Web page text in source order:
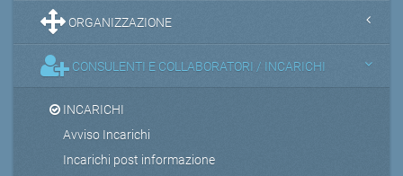
ORGANIZZAZIONE
CONSULENTI E COLLABORATORI / INCARICHI
INCARICHI
Avviso Incarichi
Incarichi post informazione